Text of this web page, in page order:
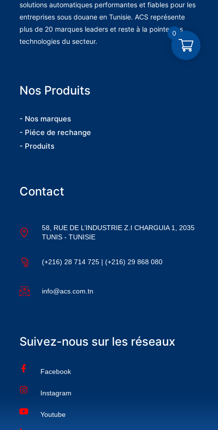
solutions automatiques performantes et fiables pour les
entreprises sous douane en Tunisie. ACS représente
plus de 20 marques leaders et reste à la pointe des
technologies du secteur.
Nos Produits
- Nos marques
- Piéce de rechange
- Produits
Contact
58, RUE DE L’INDUSTRIE Z.I CHARGUIA 1, 2035
TUNIS - TUNISIE
(+216) 28 714 725 | (+216) 29 868 080
info@acs.com.tn
Suivez-nous sur les réseaux
Facebook
Instagram
Youtube
0